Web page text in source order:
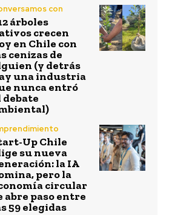
con
árboles
crecen
en Chile con
cenizas de
(y detrás
una industria
nunca entró
debate
Up Chile
su nueva
la IA
pero la
circular
abre paso entre
59 elegidas